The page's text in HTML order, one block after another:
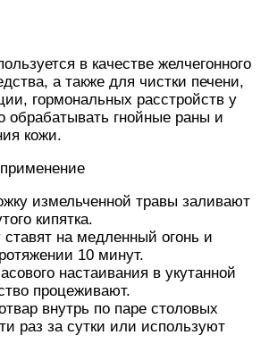
в качестве желчегонного
а также для чистки печени,
гормональных расстройств у
гнойные раны и
кожи.
измельченной травы заливают
кипятка.
на медленный огонь и
10 минут.
настаивания в укутанной
процеживают.
внутрь по паре столовых
раз за сутки или используют